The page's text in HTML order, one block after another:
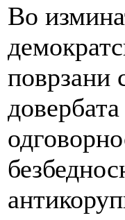
Во
поврзани